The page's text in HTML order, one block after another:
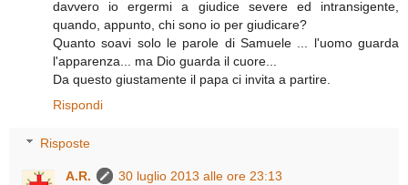
davvero io ergermi a giudice severe ed intransigente,
quando, appunto, chi sono io per giudicare?
Quanto soavi solo le parole di Samuele ... l'uomo guarda
l'apparenza... ma Dio guarda il cuore...
Da questo giustamente il papa ci invita a partire.
Rispondi
Risposte
A.R.
30 luglio 2013 alle ore 23:13